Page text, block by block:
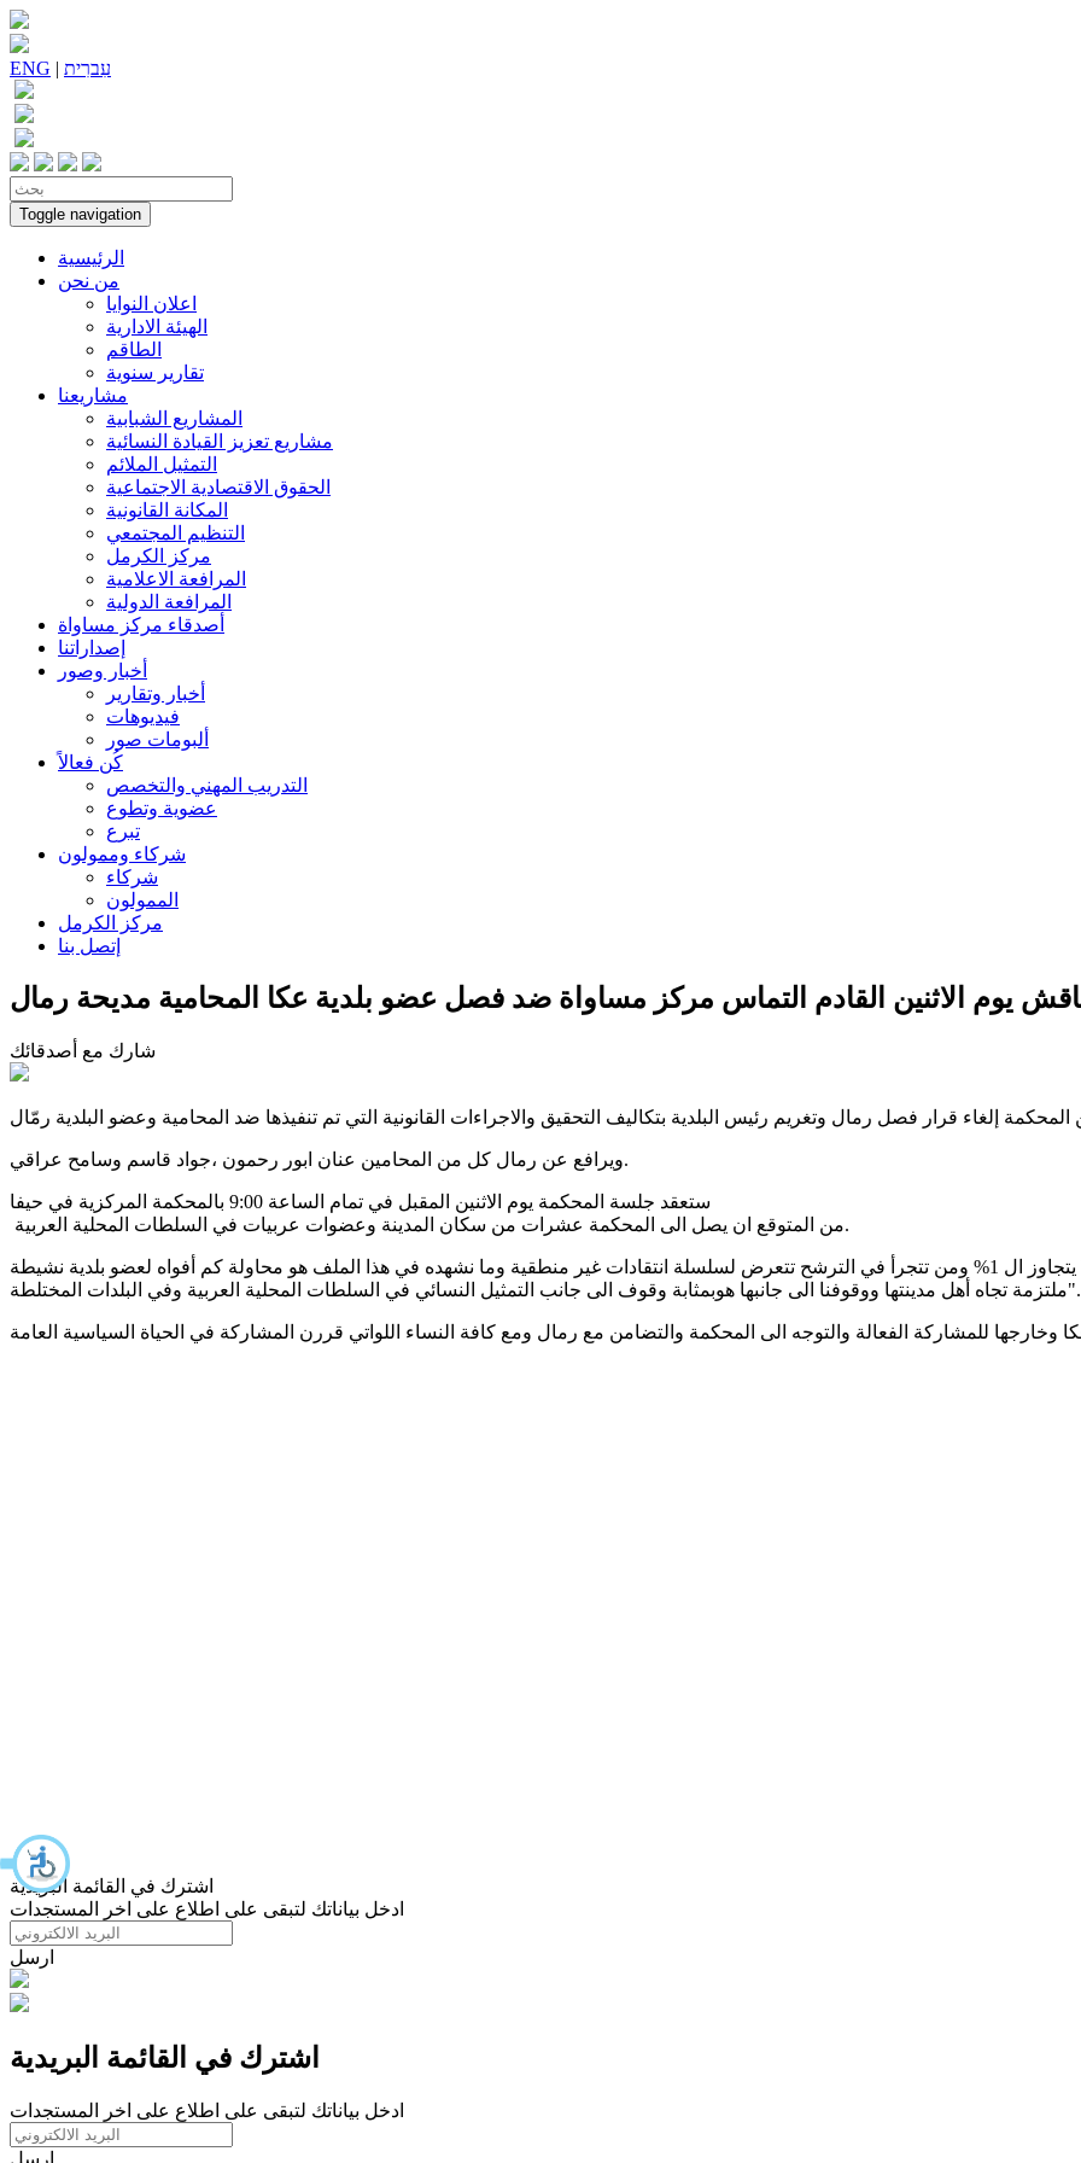
ENG | עִברִית
Toggle navigation
الرئيسية
من نحن
اعلان النوايا
الهيئة الادارية
الطاقم
تقارير سنوية
مشاريعنا
المشاريع الشبابية
مشاريع تعزيز القيادة النسائية
التمثيل الملائم
الحقوق الاقتصادية الاجتماعية
المكانة القانونية
التنظيم المجتمعي
مركز الكرمل
المرافعة الاعلامية
المرافعة الدولية
أصدقاء مركز مساواة
إصداراتنا
أخبار وصور
أخبار وتقارير
فيديوهات
ألبومات صور
كُن فعالاً
التدريب المهني والتخصص
عضوية وتطوع
تبرع
شركاء وممولون
شركاء
الممولون
مركز الكرمل
إتصل بنا
يوم الاثنين القادم التماس مركز مساواة ضد فصل عضو بلدية عكا المحامية مديحة رمال
شارك مع أصدقائك
ويرافع عن رمال كل من المحامين عنان ابور رحمون ،جواد قاسم وسامح عراقي.
ستعقد جلسة المحكمة يوم الاثنين المقبل في تمام الساعة 9:00 بالمحكمة المركزية في حيفا
من المتوقع ان يصل الى المحكمة عشرات من سكان المدينة وعضوات عربيات في السلطات المحلية العربية.
واشار المحامي عنان ابو رحمون "التمثيل السياسي للنساء متدني ولا يتجاوز ال 1% ومن تتجرأ في الترشح تتعرض لسلسلة انتقادات غير منطقية وما نشهده في هذا الملف هو محاولة كم أفواه لعضو بلدية نشيطة
ملتزمة تجاه أهل مدينتها ووقوفنا الى جانبها هوبمثابة وقوف الى جانب التمثيل النسائي في السلطات المحلية العربية وفي البلدات المختلطة".
اشترك في القائمة البريدية
ادخل بياناتك لتبقى على اطلاع على اخر المستجدات
ارسل
اشترك في القائمة البريدية
ادخل بياناتك لتبقى على اطلاع على اخر المستجدات
ارسل